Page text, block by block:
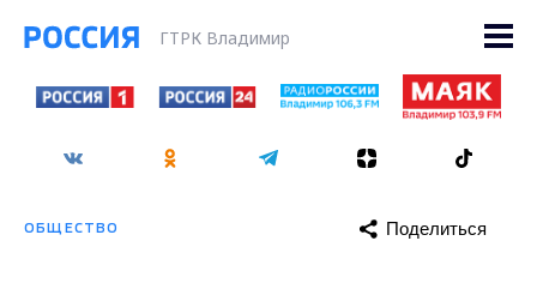
ГТРК Владимир
ОБЩЕСТВО Поделиться